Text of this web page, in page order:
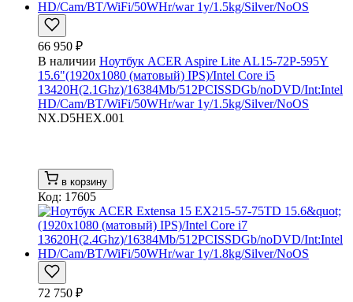
66 950 ₽
В наличии Ноутбук ACER Aspire Lite AL15-72P-595Y
15.6"(1920x1080 (матовый) IPS)/Intel Core i5
13420H(2.1Ghz)/16384Mb/512PCISSDGb/noDVD/Int:Intel
HD/Cam/BT/WiFi/50WHr/war 1y/1.5kg/Silver/NoOS
NX.D5HEX.001
в корзину
Код: 17605
72 750 ₽